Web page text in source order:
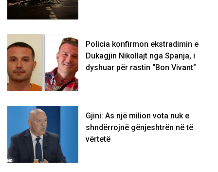
Policia konfirmon ekstradimin e
Dukagjin Nikollajt nga Spanja, i
dyshuar për rastin “Bon Vivant”
Gjini: As një milion vota nuk e
shndërrojnë gënjeshtrën në të
vërtetë